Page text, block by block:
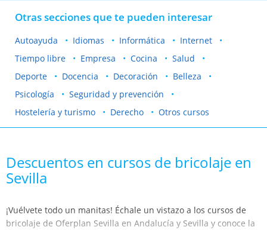
Otras secciones que te pueden interesar
Autoayuda Idiomas Informática
Internet
Tiempo libre
Empresa Cocina
Salud
Deporte
Docencia Decoración
Belleza
Psicología
Seguridad y prevención
Hostelería y turismo
Derecho Otros cursos
Descuentos en cursos de bricolaje en
Sevilla
¡Vuélvete todo un manitas! Échale un vistazo a los cursos de
bricolaje de Oferplan Sevilla en Andalucía y Sevilla y conoce la